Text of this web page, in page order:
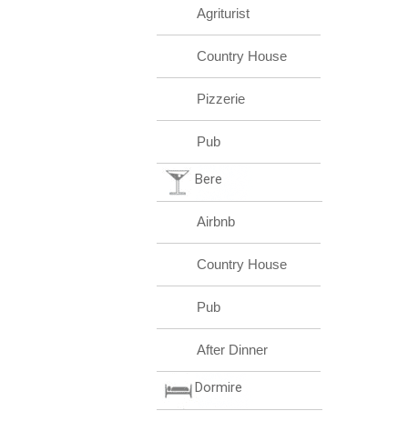
Agriturist
Country House
Pizzerie
Pub
Bere
Airbnb
Country House
Pub
After Dinner
Dormire